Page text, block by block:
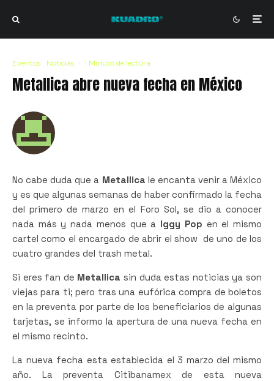
Eventos Noticias · 1 Minuto de lectura
Metallica abre nueva fecha en México
No cabe duda que a Metallica le encanta venir a México
y es que algunas semanas de haber confirmado la fecha
del primero de marzo en el Foro Sol, se dio a conocer
nada más y nada menos que a Iggy Pop en el mismo
cartel como el encargado de abrir el show de uno de los
cuatro grandes del trash metal.
Si eres fan de Metallica sin duda estas noticias ya son
viejas para ti; pero tras una eufórica compra de boletos
en la preventa por parte de los beneficiarios de algunas
tarjetas, se informo la apertura de una nueva fecha en
el mismo recinto.
La nueva fecha esta establecida el 3 marzo del mismo
año. La preventa Citibanamex de esta nueva